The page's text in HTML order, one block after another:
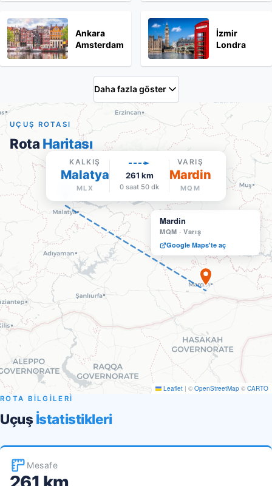
Ankara
Amsterdam
İzmir
Londra
Daha fazla göster
Mardin
MQM ·Varış
Google Maps'te aç
Leaflet | © OpenStreetMap © CARTO
UÇUŞ ROTASI
Rota Haritası
KALKIŞ
Malatya
MLX
261 km
0 saat 50 dk
VARIŞ
Mardin
MQM
ROTA BİLGİLERİ
Uçuş İstatistikleri
Mesafe